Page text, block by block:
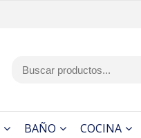
BAÑO COCINA